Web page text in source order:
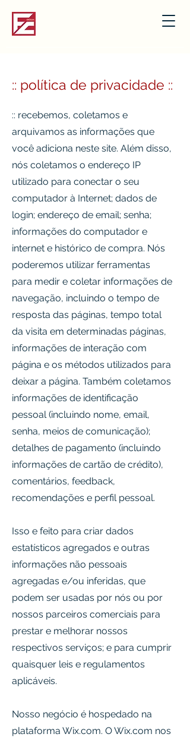
:: política de privacidade ::
:: recebemos, coletamos e
arquivamos as informações que
você adiciona neste site. Além disso,
nós coletamos o endereço IP
utilizado para conectar o seu
computador à Internet; dados de
login; endereço de email; senha;
informações do computador e
internet e histórico de compra. Nós
poderemos utilizar ferramentas
para medir e coletar informações de
navegação, incluindo o tempo de
resposta das páginas, tempo total
da visita em determinadas páginas,
informações de interação com
página e os métodos utilizados para
deixar a página. Também coletamos
informações de identificação
pessoal (incluindo nome, email,
senha, meios de comunicação);
detalhes de pagamento (incluindo
informações de cartão de crédito),
comentários, feedback,
recomendações e perfil pessoal.
Isso e feito para criar dados
estatísticos agregados e outras
informações não pessoais
agregadas e/ou inferidas, que
podem ser usadas por nós ou por
nossos parceiros comerciais para
prestar e melhorar nossos
respectivos serviços; e para cumprir
quaisquer leis e regulamentos
aplicáveis.
Nosso negócio é hospedado na
plataforma Wix.com. O Wix.com nos